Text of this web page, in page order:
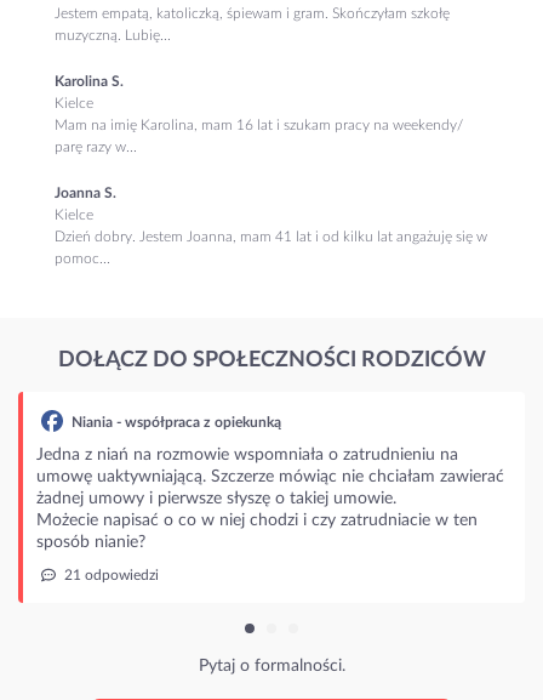
Jestem empatą, katoliczką, śpiewam i gram. Skończyłam szkołę
muzyczną. Lubię...
Karolina S.
Kielce
Mam na imię Karolina, mam 16 lat i szukam pracy na weekendy/
parę razy w...
Joanna S.
Kielce
Dzień dobry. Jestem Joanna, mam 41 lat i od kilku lat angażuję się w
pomoc...
DOŁĄCZ DO SPOŁECZNOŚCI RODZICÓW
Niania - współpraca z opiekunką
z niań na rozmowie wspomniała o zatrudnieniu na
uaktywniającą. Szczerze mówiąc nie chciałam zawierać
umowy i pierwsze słyszę o takiej umowie.
napisać o co w niej chodzi i czy zatrudniacie w ten
nianie?
21 odpowiedzi
Pytaj o formalności.